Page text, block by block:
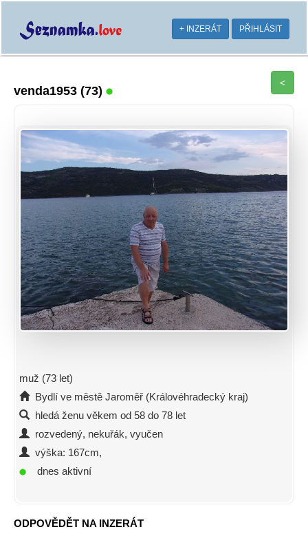
+ INZERÁT PŘIHLÁSIT
venda1953 (73)
<
muž (73 let)
Bydlí ve městě Jaroměř (Královéhradecký kraj)
hledá ženu věkem od 58 do 78 let
rozvedený, nekuřák, vyučen
výška: 167cm,
dnes aktivní
ODPOVĚDĚT NA INZERÁT